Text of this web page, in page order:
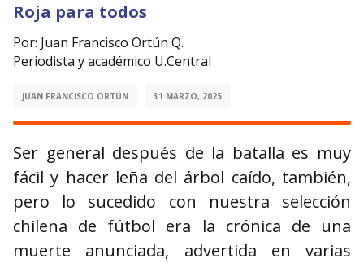
Roja para todos
Por: Juan Francisco Ortún Q.
Periodista y académico U.Central
JUAN FRANCISCO ORTÚN 31 MARZO, 2025
Ser general después de la batalla es muy
fácil y hacer leña del árbol caído, también,
pero lo sucedido con nuestra selección
chilena de fútbol era la crónica de una
muerte anunciada, advertida en varias